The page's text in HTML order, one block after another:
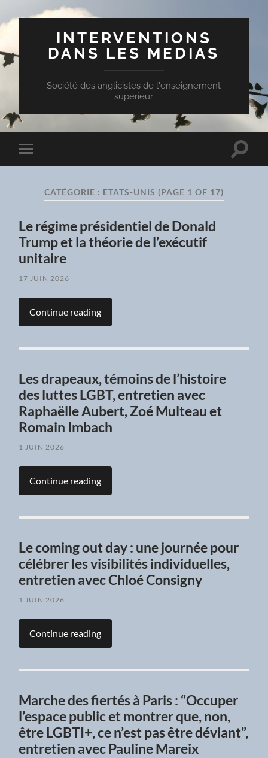
INTERVENTIONS
DANS LES MEDIAS
Société des anglicistes de l'enseignement
supérieur
Toggle
mobile
Toggle
CATÉGORIE : ETATS-UNIS (PAGE 1 OF 17)
Le régime présidentiel de Donald
Trump et la théorie de l’exécutif
unitaire
17 JUIN 2026
Continue reading
Les drapeaux, témoins de l’histoire
des luttes LGBT, entretien avec
Raphaëlle Aubert, Zoé Multeau et
Romain Imbach
1 JUIN 2026
Continue reading
Le coming out day : une journée pour
célébrer les visibilités individuelles,
entretien avec Chloé Consigny
1 JUIN 2026
Continue reading
Marche des fiertés à Paris : “Occuper
l’espace public et montrer que, non,
être LGBTI+, ce n’est pas être déviant”,
entretien avec Pauline Mareix